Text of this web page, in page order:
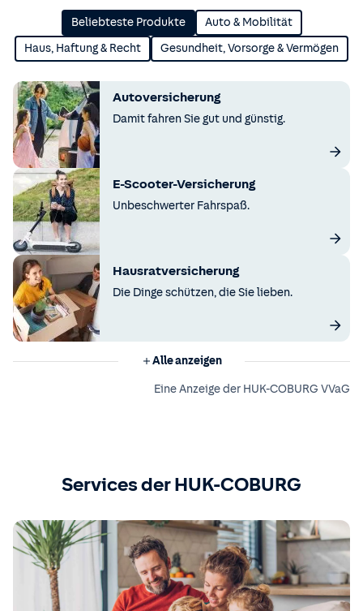
Beliebteste Produkte Auto & Mobilität
Haus, Haftung & Recht Gesundheit, Vorsorge & Vermögen
Autoversicherung
Damit fahren Sie gut und günstig.
E-Scooter-Versicherung
Unbeschwerter Fahrspaß.
Hausratversicherung
Die Dinge schützen, die Sie lieben.
Alle anzeigen
Eine Anzeige der HUK-COBURG VVaG
Services der HUK-COBURG